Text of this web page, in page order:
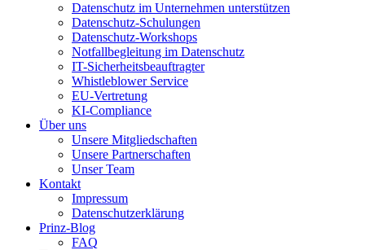
Datenschutz im Unternehmen unterstützen
Datenschutz-Schulungen
Datenschutz-Workshops
Notfallbegleitung im Datenschutz
IT-Sicherheitsbeauftragter
Whistleblower Service
EU-Vertretung
KI-Compliance
Über uns
Unsere Mitgliedschaften
Unsere Partnerschaften
Unser Team
Kontakt
Impressum
Datenschutzerklärung
Prinz-Blog
FAQ